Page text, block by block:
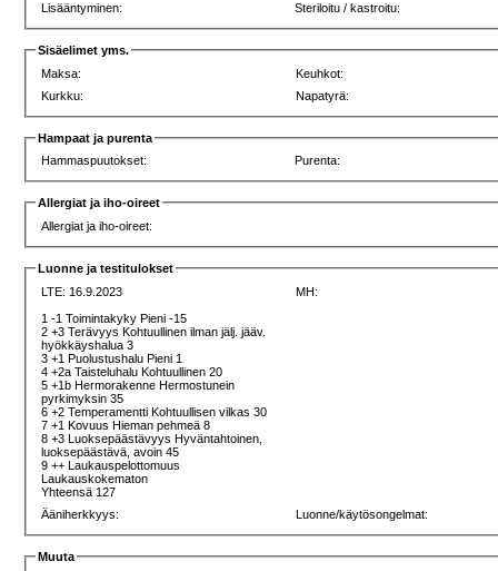
Lisääntyminen:
Steriloitu / kastroitu:
Sisäelimet yms.
Maksa:
Keuhkot:
Kurkku:
Napatyrä:
Hampaat ja purenta
Hammaspuutokset:
Purenta:
Allergiat ja iho-oireet
Allergiat ja iho-oireet:
Luonne ja testitulokset
LTE: 16.9.2023
1 -1 Toimintakyky Pieni -15
2 +3 Terävyys Kohtuullinen ilman jälj. jääv.
hyökkäyshalua 3
3 +1 Puolustushalu Pieni 1
4 +2a Taisteluhalu Kohtuullinen 20
5 +1b Hermorakenne Hermostunein
pyrkimyksin 35
6 +2 Temperamentti Kohtuullisen vilkas 30
7 +1 Kovuus Hieman pehmeä 8
8 +3 Luoksepäästävyys Hyväntahtoinen,
luoksepäästävä, avoin 45
9 ++ Laukauspelottomuus
Laukauskokematon
Yhteensä 127
MH:
Ääniherkkyys: Luonne/käytösongelmat:
Muuta